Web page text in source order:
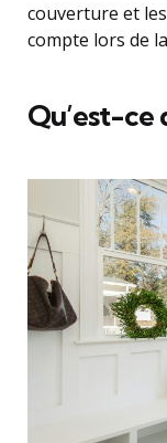
couverture et
compte lors de
Qu’est-ce